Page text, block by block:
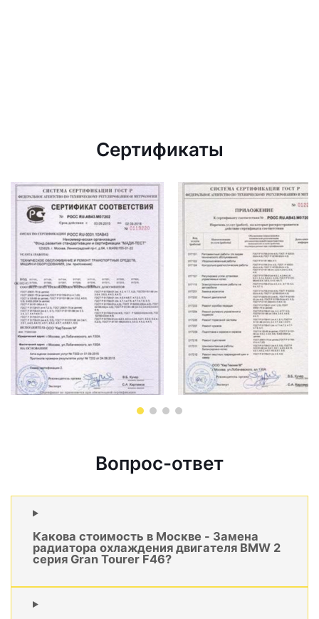
Сертификаты
Вопрос-ответ
Какова стоимость в Москве - Замена
радиатора охлаждения двигателя BMW 2
серия Gran Tourer F46?